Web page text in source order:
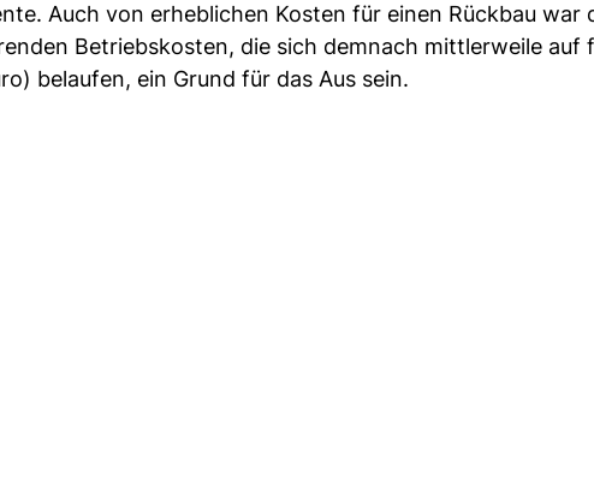
Auch von erheblichen Kosten für einen Rückbau war
Betriebskosten, die sich demnach mittlerweile auf
belaufen, ein Grund für das Aus sein.